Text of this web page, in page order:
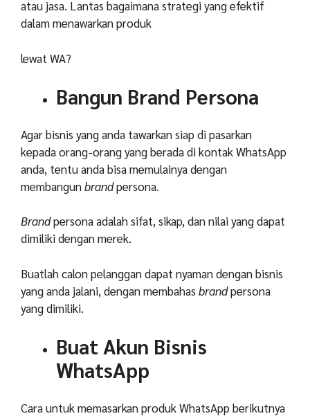
atau jasa. Lantas bagaimana strategi yang efektif
dalam menawarkan produk
lewat WA?
Bangun Brand Persona
Agar bisnis yang anda tawarkan siap di pasarkan
kepada orang-orang yang berada di kontak WhatsApp
anda, tentu anda bisa memulainya dengan
membangunbrandpersona.
Brandpersona adalah sifat, sikap, dan nilai yang dapat
dimiliki dengan merek.
Buatlah calon pelanggan dapat nyaman dengan bisnis
yang anda jalani, dengan membahas brandpersona
yang dimiliki.
Buat Akun Bisnis
WhatsApp
Cara untuk memasarkan produk WhatsApp berikutnya